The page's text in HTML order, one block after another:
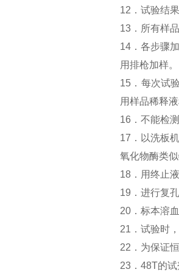
12．试验结
13．所有样
14．各步骤
用排枪加样。
15．每次试
用样品稀释
16．不能检
17．以洗板
氧化物酶类
18．用终止
19．进行复
20．标本溶
21．试验时
22．为保证
23．48T的